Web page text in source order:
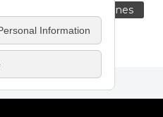
tradiciones